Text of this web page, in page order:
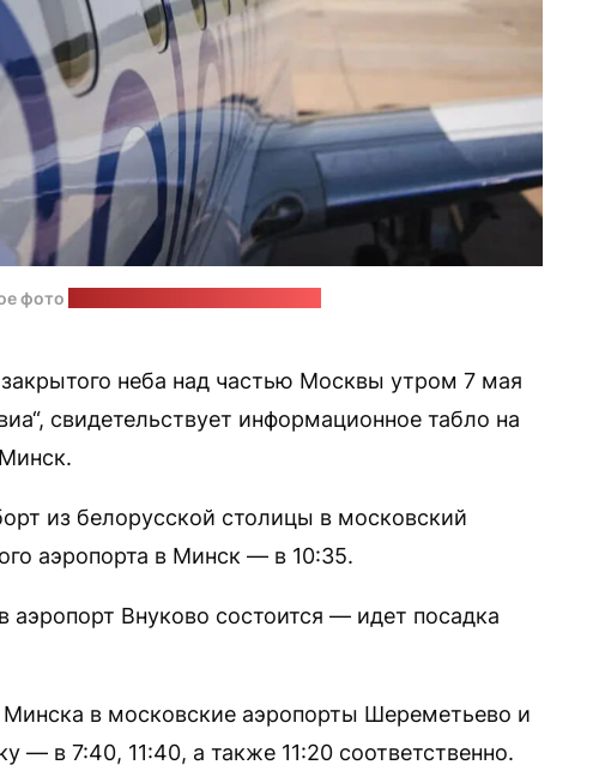
фото
неба над частью Москвы утром 7 мая
свидетельствует информационное табло на
из белорусской столицы в московский
аэропорта в Минск — в 10:35.
аэропорт Внуково состоится — идет посадка
в московские аэропорты Шереметьево и
— в 7:40, 11:40, а также 11:20 соответственно.